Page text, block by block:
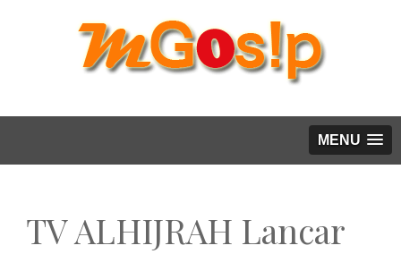
MENU
TV ALHIJRAH Lancar